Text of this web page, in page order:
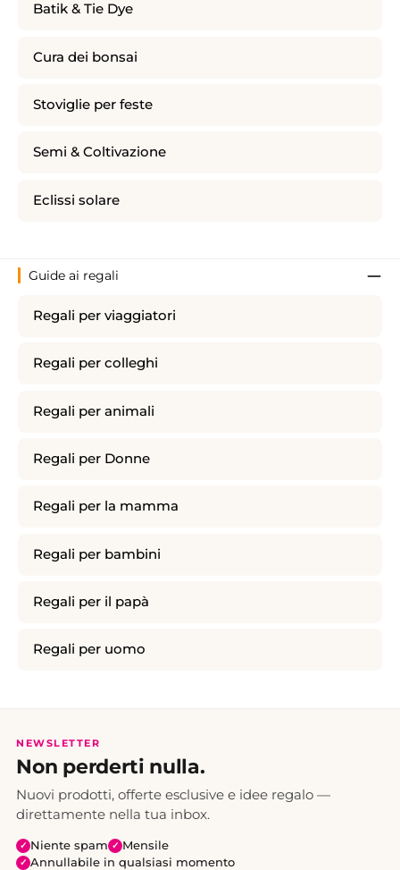
Batik & Tie Dye
Cura dei bonsai
Stoviglie per feste
Semi & Coltivazione
Eclissi solare
Guide ai regali
Regali per viaggiatori
Regali per colleghi
Regali per animali
Regali per Donne
Regali per la mamma
Regali per bambini
Regali per il papà
Regali per uomo
NEWSLETTER
Non perderti nulla.
Nuovi prodotti, offerte esclusive e idee regalo —
direttamente nella tua inbox.
✓ Niente spam ✓ Mensile
✓ Annullabile in qualsiasi momento